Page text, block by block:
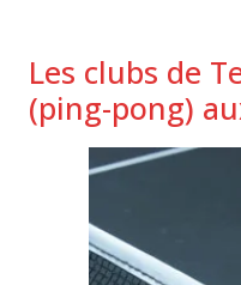
Les clubs de
(ping-pong)